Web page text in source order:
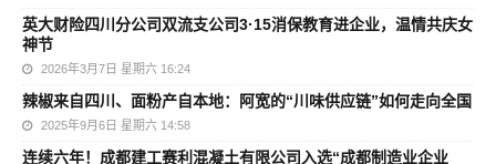
英大财险四川分公司双流支公司3·15消保教育进企业，温情共庆女
神节
2026年3月7日 星期六 16:24
辣椒来自四川、面粉产自本地：阿宽的“川味供应链”如何走向全国
2025年9月6日 星期六 14:58
连续六年！成都建工赛利混凝土有限公司入选“成都制造业企业